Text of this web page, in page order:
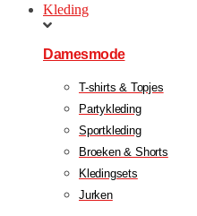
Kleding
Damesmode
T-shirts & Topjes
Partykleding
Sportkleding
Broeken & Shorts
Kledingsets
Jurken